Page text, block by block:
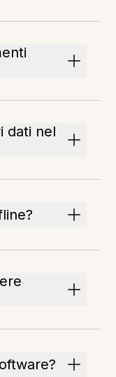
dati nel